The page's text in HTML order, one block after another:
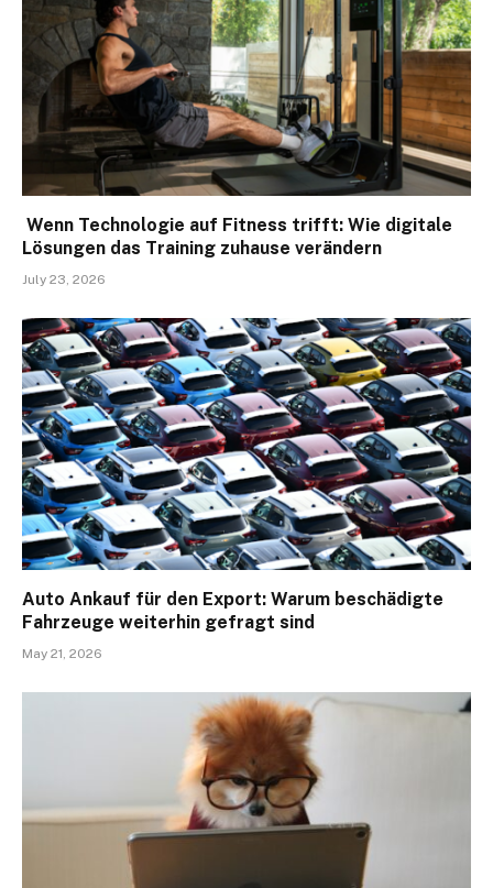
Wenn Technologie auf Fitness trifft: Wie digitale
Lösungen das Training zuhause verändern
July 23, 2026
Auto Ankauf für den Export: Warum beschädigte
Fahrzeuge weiterhin gefragt sind
May 21, 2026